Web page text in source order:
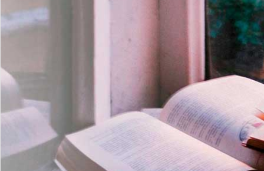
es
Com imersão Bilingue - Anos
Finais
6º AO 9º ANO FUNDAMENTAL
Inglês: Turmas Reduzidas
(Proficiência)